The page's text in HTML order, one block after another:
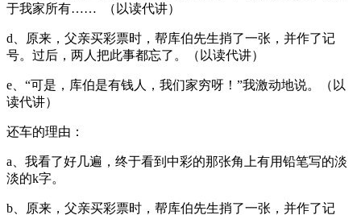
于我家所有…… （以读代讲）
d、原来，父亲买彩票时，帮库伯先生捎了一张，并作了记
号。过后，两人把此事都忘了。（以读代讲）
e、“可是，库伯是有钱人，我们家穷呀！”我激动地说。（以
读代讲）
还车的理由：
a、我看了好几遍，终于看到中彩的那张角上有用铅笔写的淡
淡的k字。
b、原来，父亲买彩票时，帮库伯先生捎了一张，并作了记